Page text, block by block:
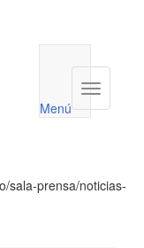
utilidades
Menú
Menú
sala-prensa/noticias-